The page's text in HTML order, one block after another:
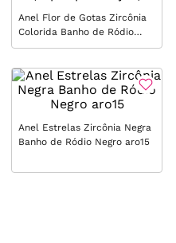
Anel Flor de Gotas Zircônia
Colorida Banho de Ródio
Negro aro13 (super
Anel Estrelas Zircônia Negra
Banho de Ródio Negro aro15